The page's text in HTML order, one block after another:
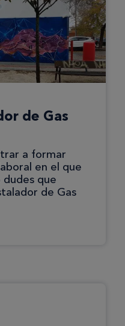
de Gas
a formar
en el que
que
de Gas